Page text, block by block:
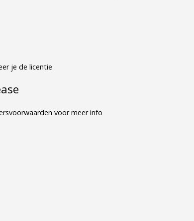
je de licentie
voor meer info